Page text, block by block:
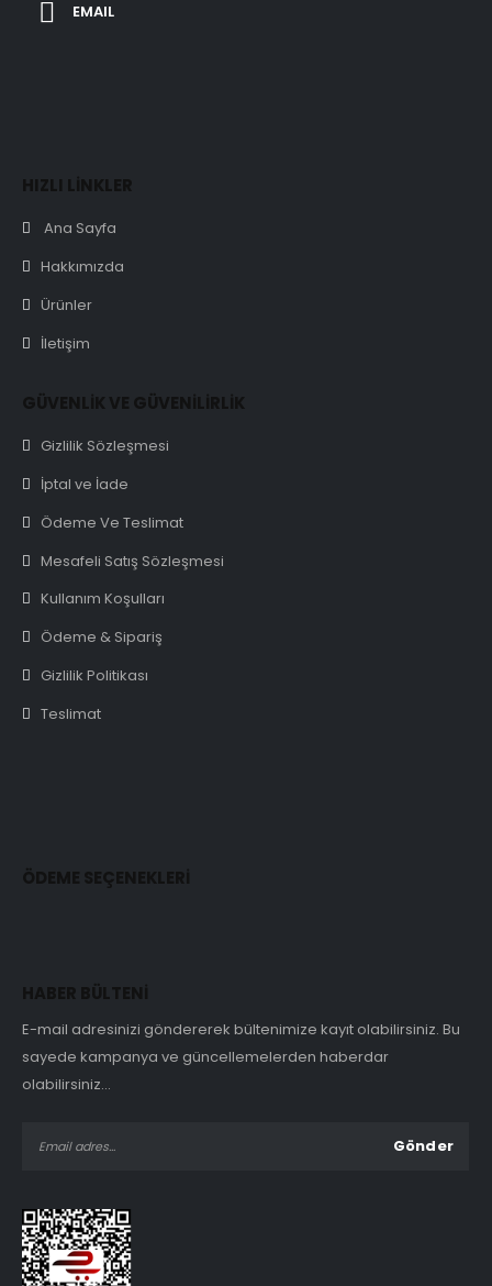
EMAIL
HIZLI LİNKLER
Ana Sayfa
Hakkımızda
Ürünler
İletişim
GÜVENLİK VE GÜVENİLİRLİK
Gizlilik Sözleşmesi
İptal ve İade
Ödeme Ve Teslimat
Mesafeli Satış Sözleşmesi
Kullanım Koşulları
Ödeme & Sipariş
Gizlilik Politikası
Teslimat
ÖDEME SEÇENEKLERİ
HABER BÜLTENİ
E-mail adresinizi göndererek bültenimize kayıt olabilirsiniz. Bu
sayede kampanya ve güncellemelerden haberdar
olabilirsiniz...